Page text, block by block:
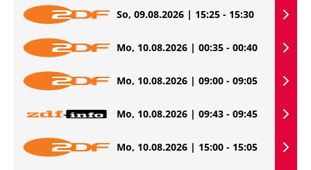
So, 09.08.2026 | 15:25 - 15:30
Mo, 10.08.2026 | 00:35 - 00:40
Mo, 10.08.2026 | 09:00 - 09:05
Mo, 10.08.2026 | 09:43 - 09:45
Mo, 10.08.2026 | 15:00 - 15:05